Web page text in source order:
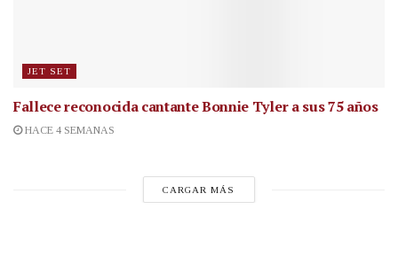
JET SET
Fallece reconocida cantanteBonnie Tyler a sus 75 años
HACE 4 SEMANAS
CARGAR MÁS